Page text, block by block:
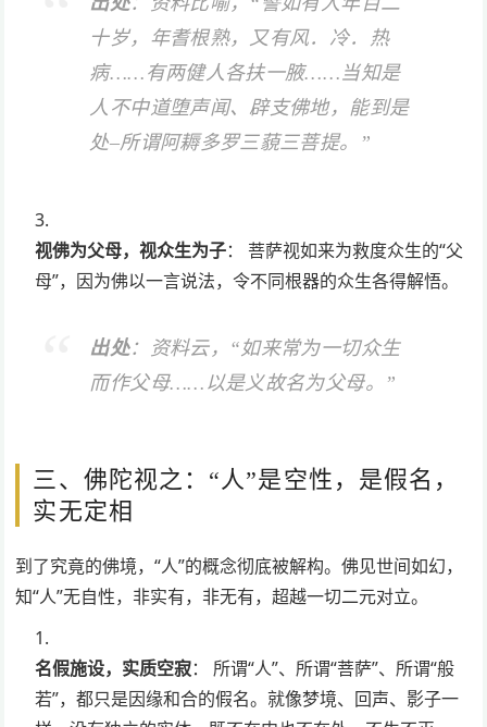
十岁，年耆根熟，又有风．冷．热
病……有两健人各扶一腋……当知是
人不中道堕声闻、辟支佛地，能到是
处–所谓阿耨多罗三藐三菩提。”
视佛为父母，视众生为子： 菩萨视如来为救度众生的“父
母”，因为佛以一言说法，令不同根器的众生各得解悟。
出处：资料云，“如来常为一切众生
而作父母……以是义故名为父母。”
三、佛陀视之：“人”是空性，是假名，
实无定相
到了究竟的佛境，“人”的概念彻底被解构。佛见世间如幻，
知“人”无自性，非实有，非无有，超越一切二元对立。
名假施设，实质空寂： 所谓“人”、所谓“菩萨”、所谓“般
若”，都只是因缘和合的假名。就像梦境、回声、影子一